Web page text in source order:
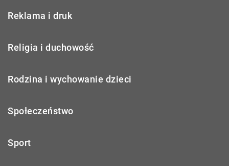
Reklama i druk
Religia i duchowość
Rodzina i wychowanie dzieci
Społeczeństwo
Sport